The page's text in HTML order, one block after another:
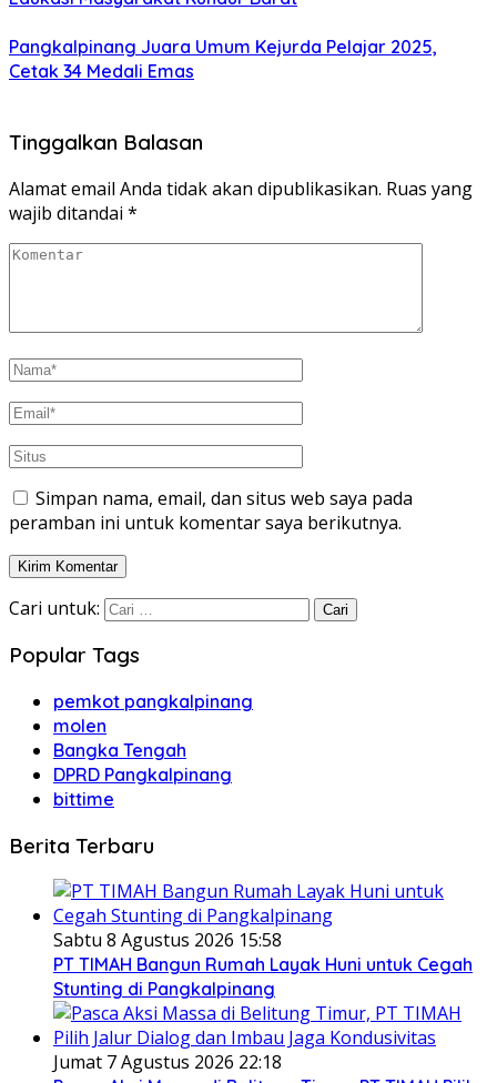
Pangkalpinang Juara Umum Kejurda Pelajar 2025,
Cetak 34 Medali Emas
Tinggalkan Balasan
Alamat email Anda tidak akan dipublikasikan. Ruas yang
wajib ditandai *
Simpan nama, email, dan situs web saya pada
peramban ini untuk komentar saya berikutnya.
Cari untuk:
Popular Tags
pemkot pangkalpinang
molen
Bangka Tengah
DPRD Pangkalpinang
bittime
Berita Terbaru
Sabtu 8 Agustus 2026 15:58
PT TIMAH Bangun Rumah Layak Huni untuk Cegah
Stunting di Pangkalpinang
Jumat 7 Agustus 2026 22:18